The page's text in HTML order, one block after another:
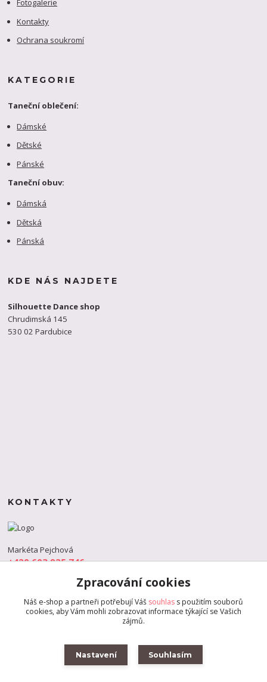
Fotogalerie
Kontakty
Ochrana soukromí
KATEGORIE
Taneční oblečení:
Dámské
Dětské
Pánské
Taneční obuv:
Dámská
Dětská
Pánská
KDE NÁS NAJDETE
Silhouette Dance shop
Chrudimská 145
530 02 Pardubice
KONTAKTY
Markéta Pejchová
+420 603 925 746
info@s-dance.cz
Zpracování cookies
Náš e-shop a partneři potřebují Váš souhlas s použitím souborů
cookies, aby Vám mohli zobrazovat informace týkající se Vašich
zájmů.
Nastavení Souhlasím